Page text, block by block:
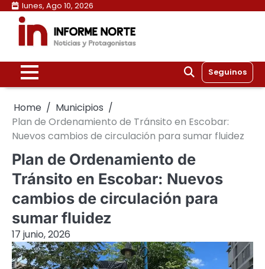
Skip
content
lunes, Ago 10, 2026
Seguinos
Home
Municipios
Plan de Ordenamiento de Tránsito en Escobar:
Nuevos cambios de circulación para sumar fluidez
Plan de Ordenamiento de
Tránsito en Escobar: Nuevos
cambios de circulación para
sumar fluidez
17 junio, 2026